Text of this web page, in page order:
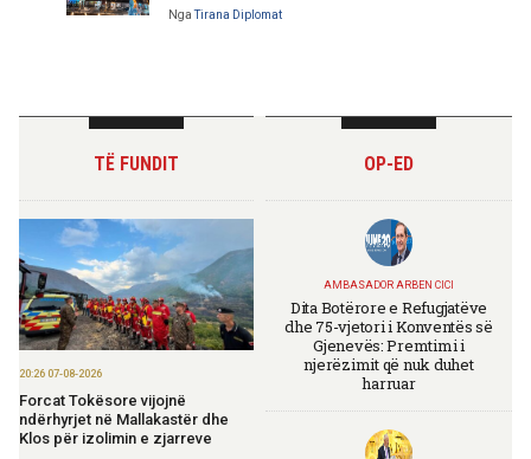
NgaTirana Diplomat
TË FUNDIT
20:26 07-08-2026
Forcat Tokësore vijojnë
ndërhyrjet në Mallakastër dhe
Klos për izolimin e zjarreve
OP-ED
AMBASADOR ARBEN CICI
Dita Botërore e Refugjatëve
dhe 75-vjetori i Konventës së
Gjenevës: Premtimi i
njerëzimit që nuk duhet
harruar